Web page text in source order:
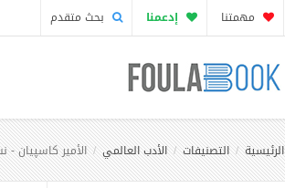
مهمتنا إدعمنا بحث متقدم
الرئيسية التصنيفات الأدب العالمي الأمير كاسپيان